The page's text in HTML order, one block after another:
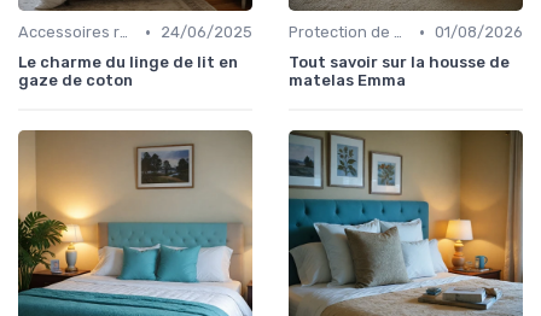
Accessoires recommandés •
24/06/2025
Le charme du linge de lit en
gaze de coton
Protection de matelas • 01/08/2026
Tout savoir sur la housse de
matelas Emma